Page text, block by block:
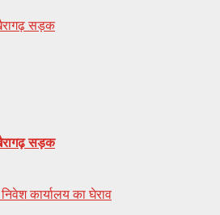
सड़क
सड़क
कार्यालय का घेराव